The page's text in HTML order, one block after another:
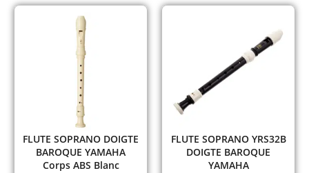
FLUTE SOPRANO DOIGTE
BAROQUE YAMAHA
Corps ABS Blanc
FLUTE SOPRANO YRS32B
DOIGTE BAROQUE
YAMAHA